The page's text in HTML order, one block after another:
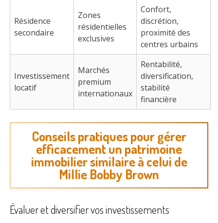
Résidence
secondaire
Zones
résidentielles
exclusives
Confort,
discrétion,
proximité des
centres urbains
Investissement
locatif
Marchés
premium
internationaux
Rentabilité,
diversification,
stabilité
financière
Conseils pratiques pour gérer
efficacement un patrimoine
immobilier similaire à celui de
Millie Bobby Brown
Évaluer et diversifier vos investissements